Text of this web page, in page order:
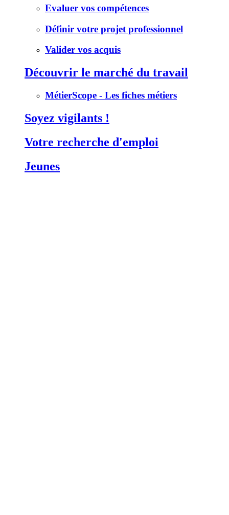
Evaluer vos compétences
Définir votre projet professionnel
Valider vos acquis
Découvrir le marché du travail
MétierScope - Les fiches métiers
Soyez vigilants !
Votre recherche d'emploi
Jeunes